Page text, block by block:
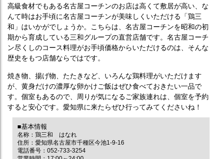
高級食材でもある名古屋コーチンのお店は高くて敷居が高い、な
んて時はお手頃に名古屋コーチンが美味しくいただける「鶏三
和」はいかがでしょうか。こちらは、名古屋コーチンを昭和の初
期から育成している三和グループの直営店舗です。名古屋コーチ
ン尽くしのコース料理がお手頃価格からいただけるのは、そんな
歴史をもつ店舗ならではです。
焼き物、揚げ物、たたきなど、いろんな鶏料理がいただけます
が、黄身だけの濃厚な卵かけご飯はぜひ食べておきたい一品で
す。個室もあるので、周りが気になるご家族連れは、個室を予約
すると安心です。愛知県に来たらぜひ行ってみてくださいね！
■基本情報
名称：鶏三和 はなれ
住所：愛知県名古屋市千種区今池1-9-16
電話番号：052-733-3254